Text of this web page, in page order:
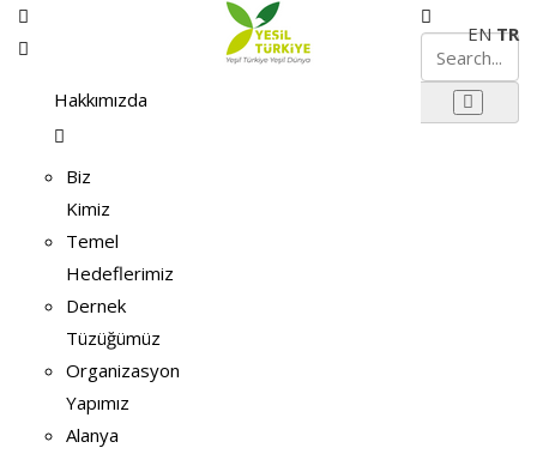
Hakkımızda
Biz
Kimiz
Temel
Hedeflerimiz
Dernek
Tüzüğümüz
Organizasyon
Yapımız
Alanya
EN TR